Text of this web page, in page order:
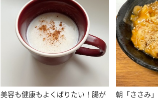
美容も健康もよくばりたい！腸が
朝「ささみ